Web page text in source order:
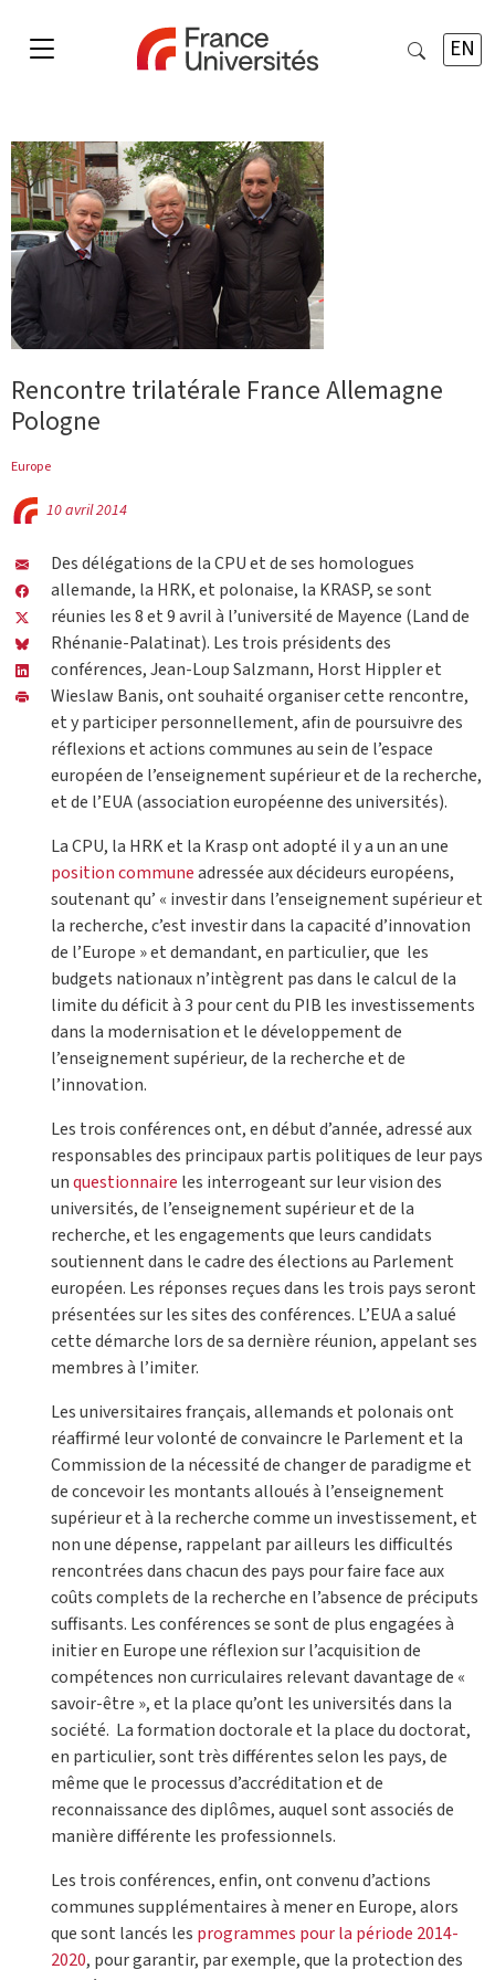
EN
Rencontre trilatérale France Allemagne
Pologne
Europe
10 avril 2014
Des délégations de la CPU et de ses homologues
allemande, la HRK, et polonaise, la KRASP, se sont
réunies les 8 et 9 avril à l’université de Mayence (Land de
Rhénanie-Palatinat). Les trois présidents des
conférences, Jean-Loup Salzmann, Horst Hippler et
Wieslaw Banis, ont souhaité organiser cette rencontre,
et y participer personnellement, afin de poursuivre des
réflexions et actions communes au sein de l’espace
européen de l’enseignement supérieur et de la recherche,
et de l’EUA (association européenne des universités).
La CPU, la HRK et la Krasp ont adopté il y a un an une
position communeadressée aux décideurs européens,
soutenant qu’ « investir dans l’enseignement supérieur et
la recherche, c’est investir dans la capacité d’innovation
de l’Europe » et demandant, en particulier, que les
budgets nationaux n’intègrent pas dans le calcul de la
limite du déficit à 3 pour cent du PIB les investissements
dans la modernisation et le développement de
l’enseignement supérieur, de la recherche et de
l’innovation.
Les trois conférences ont, en début d’année, adressé aux
responsables des principaux partis politiques de leur pays
unquestionnaire les interrogeant sur leur vision des
universités, de l’enseignement supérieur et de la
recherche, et les engagements que leurs candidats
soutiennent dans le cadre des élections au Parlement
européen. Les réponses reçues dans les trois pays seront
présentées sur les sites des conférences. L’EUA a salué
cette démarche lors de sa dernière réunion, appelant ses
membres à l’imiter.
Les universitaires français, allemands et polonais ont
réaffirmé leur volonté de convaincre le Parlement et la
Commission de la nécessité de changer de paradigme et
de concevoir les montants alloués à l’enseignement
supérieur et à la recherche comme un investissement, et
non une dépense, rappelant par ailleurs les difficultés
rencontrées dans chacun des pays pour faire face aux
coûts complets de la recherche en l’absence de préciputs
suffisants. Les conférences se sont de plus engagées à
initier en Europe une réflexion sur l’acquisition de
compétences non curriculaires relevant davantage de «
savoir-être », et la place qu’ont les universités dans la
société. La formation doctorale et la place du doctorat,
en particulier, sont très différentes selon les pays, de
même que le processus d’accréditation et de
reconnaissance des diplômes, auquel sont associés de
manière différente les professionnels.
Les trois conférences, enfin, ont convenu d’actions
communes supplémentaires à mener en Europe, alors
que sont lancés les programmes pour la période 2014-
2020, pour garantir, par exemple, que la protection des